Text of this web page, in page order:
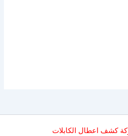
كشف اعطال الكابلات